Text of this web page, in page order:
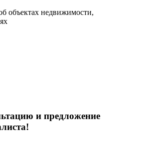
объектах недвижимости,
и предложение